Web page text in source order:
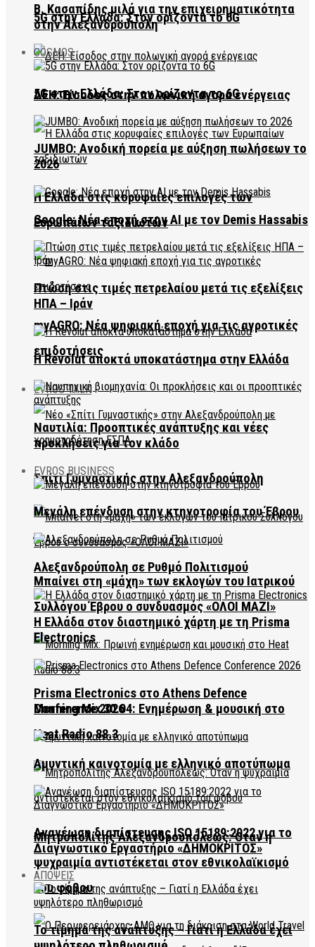
5G στην Ελλάδα: Στον ορίζοντα το 6G
ΔΕΗ: Είσοδος στην πολωνική αγορά ενέργειας
Η Ελλάδα στις κορυφαίες επιλογές των
Ευρωπαίων ταξιδιωτών
myAGRO: Νέα ψηφιακή εποχή για τις αγροτικές
επιδοτήσεις
EVROS TALK
Σπίτι Γυμναστικής στην Αλεξανδρούπολη
Μπαίνει στη «μάχη» των εκλογών του Ιατρικού
Συλλόγου Έβρου ο συνδυασμός «ΟΛΟΙ ΜΑΖΙ»
Morning Mix 30.04: Ενημέρωση & μουσική στο
Heat Radio 88.3
Μητροπολίτης Αλεξανδρουπόλεως: Όταν η
ψυχραιμία αντιστέκεται στον εθνικολαϊκισμό
του φόβου
Β. Κασαπίδης μιλά για την επιχειρηματικότητα
στην Αλεξανδρούπολη
COSMOS
5G στην Ελλάδα: Στον ορίζοντα το 6G
JUMBO: Ανοδική πορεία με αύξηση πωλήσεων το
2026
Google: Νέα εποχή στην AI με τον Demis Hassabis
Πτώση στις τιμές πετρελαίου μετά τις εξελίξεις
ΗΠΑ – Ιράν
Η Revolut αποκτά υποκατάστημα στην Ελλάδα
Ναυτιλία: Προοπτικές ανάπτυξης και νέες
προκλήσεις για τον κλάδο
EVROS BUSINESS
Μεγάλη επένδυση στην κτηνοτροφία του Έβρου
Αλεξανδρούπολη σε Ρυθμό Πολιτισμού
Η Ελλάδα στον διαστημικό χάρτη με τη Prisma
Electronics
Prisma Electronics στο Athens Defence
Conference 2026
Αμυντική καινοτομία με ελληνικό αποτύπωμα
Ανανέωση διαπίστευσης ISO 15189:2022 για το
Διαγνωστικό Εργαστήριο «ΔΗΜΟΚΡΙΤΟΣ»
ΑΠΟΨΕΙΣ
Το τίμημα της ανάπτυξης – Γιατί η Ελλάδα έχει